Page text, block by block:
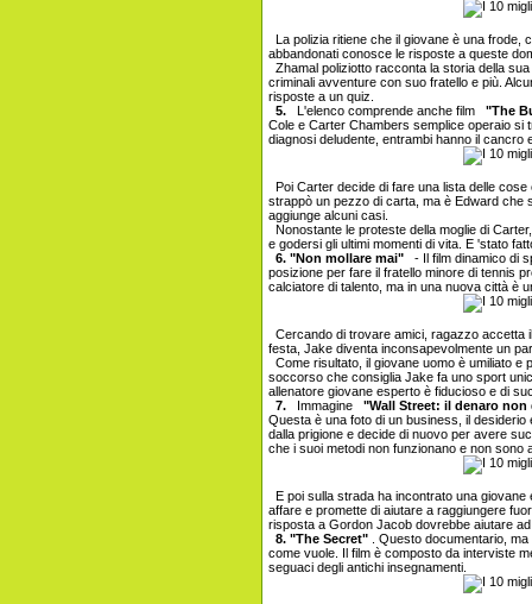
La polizia ritiene che il giovane è una frode,
abbandonati conosce le risposte a queste
Zhamal poliziotto racconta la storia della
criminali avventure con suo fratello e più.
risposte a un quiz.
5.
L'elenco comprende anche film
"The
Cole e Carter Chambers semplice operaio si
diagnosi deludente, entrambi hanno il cancro
Poi Carter decide di fare una lista delle
strappò un pezzo di carta, ma è Edward che
aggiunge alcuni casi.
Nonostante le proteste della moglie di
e godersi gli ultimi momenti di vita. E 'stato
6. "Non mollare mai"
- Il film dinamico di
posizione per fare il fratello minore di tennis
calciatore di talento, ma in una nuova città è
Cercando di trovare amici, ragazzo accetta
festa, Jake diventa inconsapevolmente un
Come risultato, il giovane uomo è umiliato
soccorso che consiglia Jake fa uno sport
allenatore giovane esperto è fiducioso e di
7.
Immagine
"Wall Street: il denaro
Questa è una foto di un business, il
dalla prigione e decide di nuovo per avere
che i suoi metodi non funzionano e non sono
E poi sulla strada ha incontrato una
affare e promette di aiutare a raggiungere
risposta a Gordon Jacob dovrebbe aiutare
8. "The Secret"
. Questo documentario,
come vuole. Il film è composto da interviste
seguaci degli antichi insegnamenti.